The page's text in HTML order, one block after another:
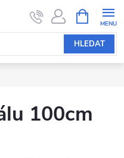
HLEDAT
NÁKUPNÍ
KOŠÍK
100cm